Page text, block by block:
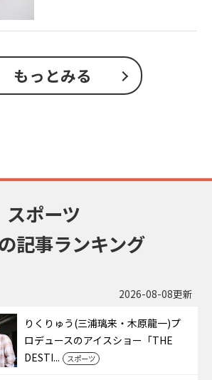
もっとみる
スポーツ
記事ランキング
2026-08-08更新
りくりゅう(三浦璃来・木原龍一)プ
ロデュースのアイスショー「THE
DESTI...
スポーツ